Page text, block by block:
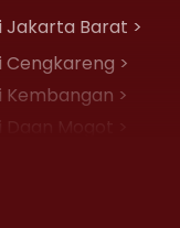
Jakarta Barat >
Cengkareng >
Kembangan >
Mogot >